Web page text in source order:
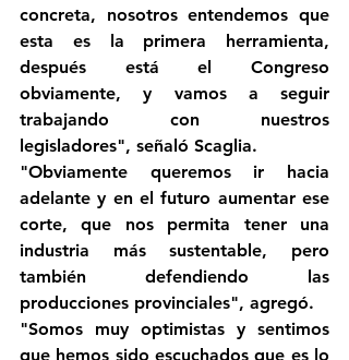
concreta, nosotros entendemos que
esta es la primera herramienta,
después está el Congreso
obviamente, y vamos a seguir
trabajando con nuestros
legisladores", señaló Scaglia.
"Obviamente queremos ir hacia
adelante y en el futuro aumentar ese
corte, que nos permita tener una
industria más sustentable, pero
también defendiendo las
producciones provinciales", agregó.
"Somos muy optimistas y sentimos
que hemos sido escuchados que es lo